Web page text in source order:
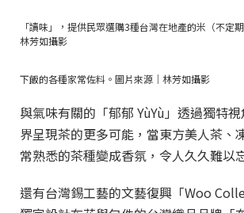
「讀味」，提供民眾選購3種台灣在地產的米（不定
林芳如攝影
下飯的各種家常佐料。圖片來源｜林芳如攝影
與氣味有關的「郁郁 YùYù」透過獨特
界呈現茶的更多可能，當東方美人茶、
常熟悉的茶種變成香氛，令人久久難以
還有台灣錫工藝的文藝復興「Woo